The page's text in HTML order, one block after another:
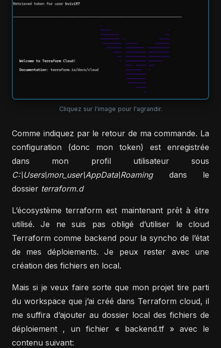
Cliquez sur l'image pour l'agrandir.
Comme indiquez par le retour de ma commande. La
configuration (donc mon token) est enregistrée
dans mon profil utilisateur sous
C:\Users\mon_user\AppData\Roamingdans le
dossier terraform.d
L’écosystème terraform est maintenant prêt à être
utilisé. Je ne suis pas obligé d’utiliser le cloud
Terraform comme backend pour la syncho de l’état
de mes déploiements. Je peux rester avec une
création des fichiers en local.
Mais si je veux faire sorte que mon projet tire parti
du workspace que j’ai créé dans Terraform cloud, il
me suffira d’ajouter au dossier local des fichiers de
déploiement , un fichier « backend.tf » avec le
contenu suivant: